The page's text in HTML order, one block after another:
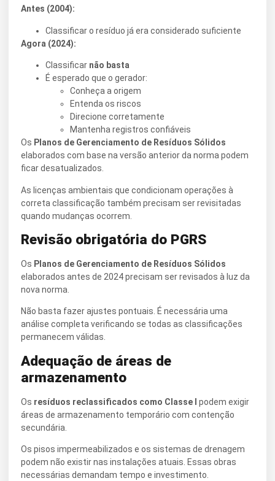
Antes (2004):
Classificar o resíduo já era considerado suficiente
Agora (2024):
Classificar não basta
É esperado que o gerador:
Conheça a origem
Entenda os riscos
Direcione corretamente
Mantenha registros confiáveis
Os Planos de Gerenciamento de Resíduos Sólidos
elaborados com base na versão anterior da norma podem
ficar desatualizados.
As licenças ambientais que condicionam operações à
correta classificação também precisam ser revisitadas
quando mudanças ocorrem.
Revisão obrigatória do PGRS
Os Planos de Gerenciamento de Resíduos Sólidos
elaborados antes de 2024 precisam ser revisados à luz da
nova norma.
Não basta fazer ajustes pontuais. É necessária uma
análise completa verificando se todas as classificações
permanecem válidas.
Adequação de áreas de
armazenamento
Os resíduos reclassificados como Classe I podem exigir
áreas de armazenamento temporário com contenção
secundária.
Os pisos impermeabilizados e os sistemas de drenagem
podem não existir nas instalações atuais. Essas obras
necessárias demandam tempo e investimento.